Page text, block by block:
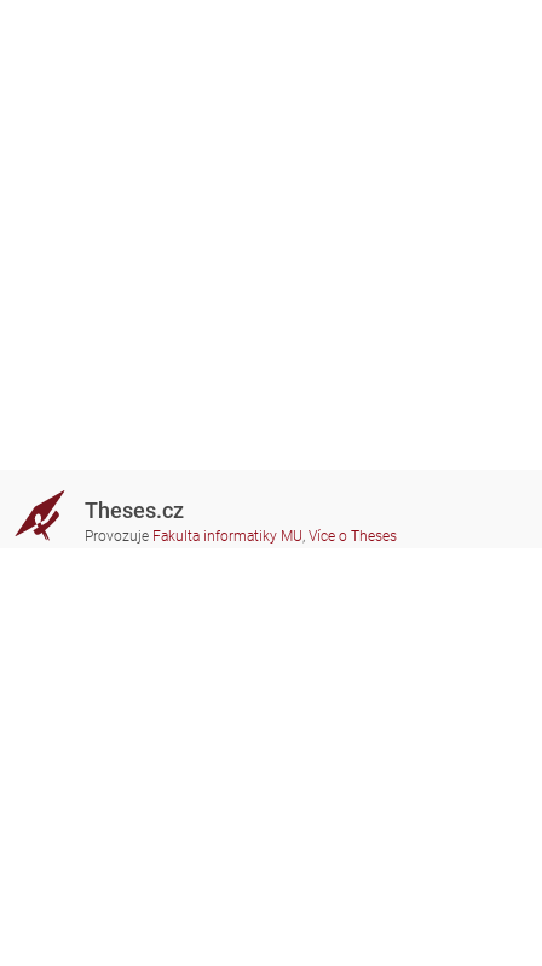
Theses.cz
Provozuje Fakulta informatiky MU, Více o Theses